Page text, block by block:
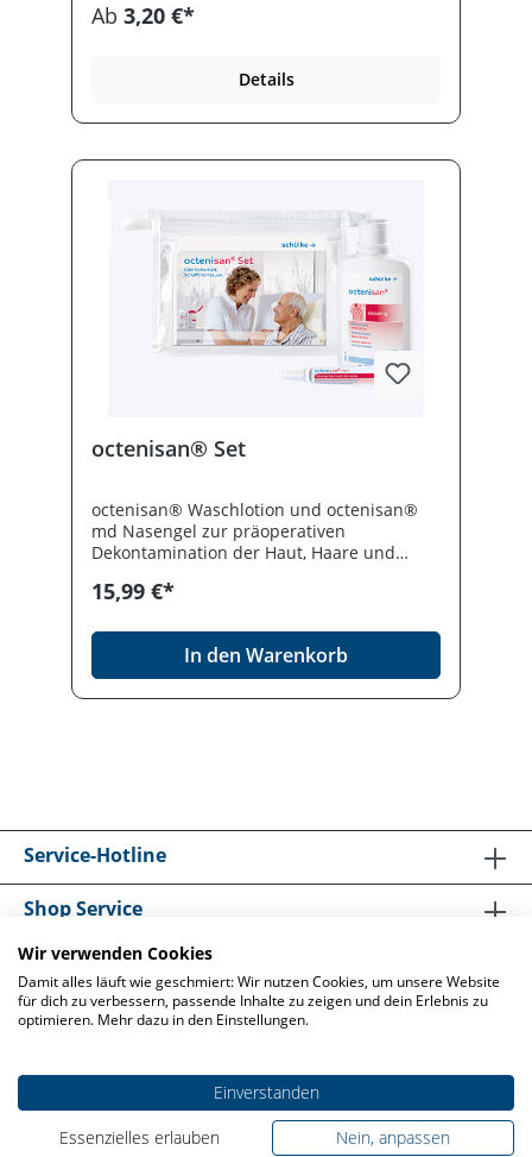
Behandlung von Haut, Händen und
Ab 3,20 €*
Details
octenisan® Set
octenisan® Waschlotion und octenisan®
md Nasengel zur präoperativen
Dekontamination der Haut, Haare und
zu 5 Tagen vor der Operation.
15,99 €*
In den Warenkorb
Service-Hotline
Shop Service
Informationen
* Alle Preise exkl. gesetzl. Mehrwertsteuer und zzgl.
Versandkosten, wenn nicht anders angegeben.
Wir verwenden Cookies
Damit alles läuft wie geschmiert: Wir nutzen Cookies, um unsere Website
für dich zu verbessern, passende Inhalte zu zeigen und dein Erlebnis zu
optimieren. Mehr dazu in den Einstellungen.
Einverstanden
Essenzielles erlauben
Nein, anpassen